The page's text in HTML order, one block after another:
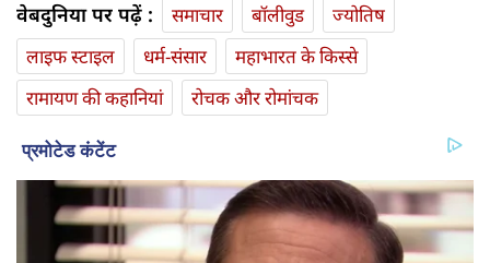
वेबदुनिया पर पढ़ें : समाचार बॉलीवुड
ज्योतिष
लाइफ स्‍टाइल
धर्म-संसार
महाभारत के किस्से
रामायण की कहानियां
रोचक और रोमांचक